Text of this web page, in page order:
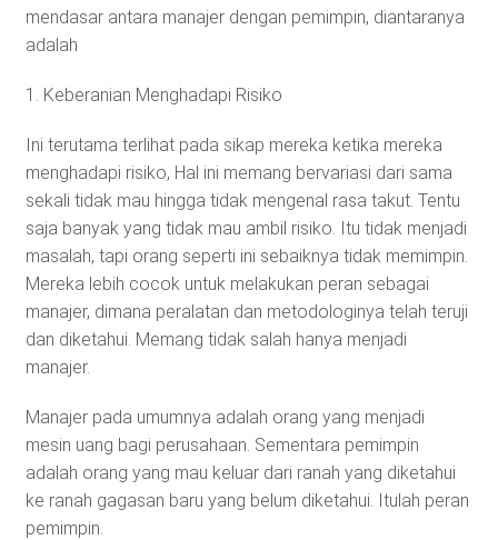
mendasar antara manajer dengan pemimpin, diantaranya
adalah
1. Keberanian Menghadapi Risiko
Ini terutama terlihat pada sikap mereka ketika mereka
menghadapi risiko, Hal ini memang bervariasi dari sama
sekali tidak mau hingga tidak mengenal rasa takut. Tentu
saja banyak yang tidak mau ambil risiko. Itu tidak menjadi
masalah, tapi orang seperti ini sebaiknya tidak memimpin.
Mereka lebih cocok untuk melakukan peran sebagai
manajer, dimana peralatan dan metodologinya telah teruji
dan diketahui. Memang tidak salah hanya menjadi
manajer.
Manajer pada umumnya adalah orang yang menjadi
mesin uang bagi perusahaan. Sementara pemimpin
adalah orang yang mau keluar dari ranah yang diketahui
ke ranah gagasan baru yang belum diketahui. Itulah peran
pemimpin.